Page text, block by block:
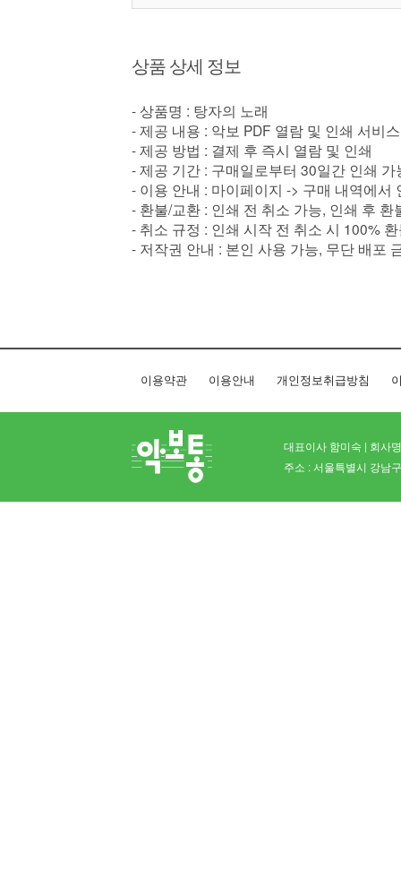
상품 상세 정보
- 상품명 : 탕자의 노래
- 제공 내용 : 악보 PDF 열람 및 인쇄 서비스
- 제공 방법 : 결제 후 즉시 열람 및 인쇄
- 제공 기간 : 구매일로부터 30일간 인쇄
- 이용 안내 : 마이페이지 -> 구매 내역에서
- 환불/교환 : 인쇄 전 취소 가능, 인쇄 후 환
- 취소 규정 : 인쇄 시작 전 취소 시 100%
- 저작권 안내 : 본인 사용 가능, 무단 배포
이용약관 이용안내 개인정보취급방침
대표이사 함미숙 | 회사
주소 : 서울특별시 강남